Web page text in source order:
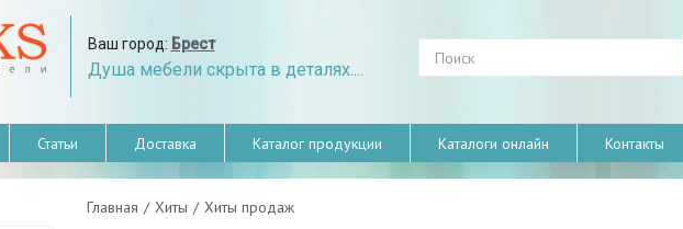
Ваш город: Брест
Душа мебели скрыта в деталях....
Статьи Доставка Каталог продукции Каталоги онлайн Контакты
Главная / Хиты / Хиты продаж